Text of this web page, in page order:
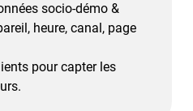
socio-démo &
heure, canal, page
pour capter les